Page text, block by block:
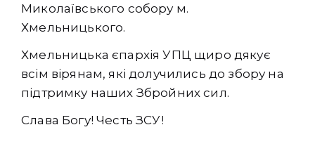
Миколаївського собору м.
Хмельницького.
Хмельницька єпархія УПЦ щиро дякує
всім вірянам, які долучились до збору на
підтримку наших Збройних сил.
Слава Богу! Честь ЗСУ!